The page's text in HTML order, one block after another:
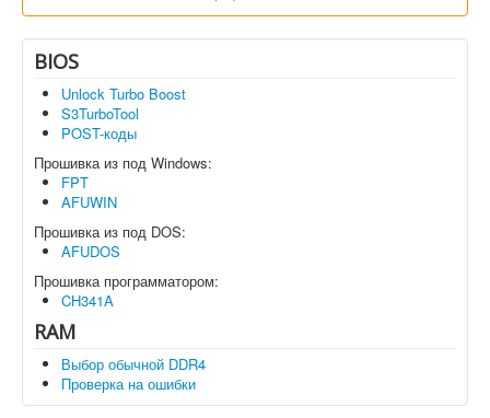
BIOS
Unlock Turbo Boost
S3TurboTool
POST-коды
Прошивка из под Windows:
FPT
AFUWIN
Прошивка из под DOS:
AFUDOS
Прошивка программатором:
CH341A
RAM
Выбор обычной DDR4
Проверка на ошибки